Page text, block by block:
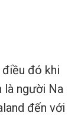
điều đó khi
là người Na
đến với